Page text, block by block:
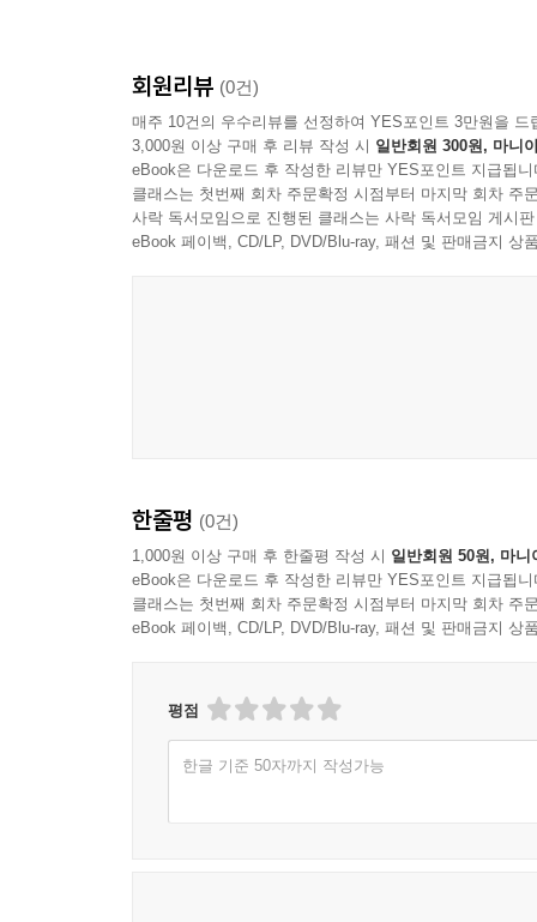
회원리뷰 (0건)
매주 10건의 우수리뷰를 선정하여 YES포인트 3만원을 드
3,000원 이상 구매 후 리뷰 작성 시 일반회원 300원, 마니
eBook은 다운로드 후 작성한 리뷰만 YES포인트 지급됩니
클래스는 첫번째 회차 주문확정 시점부터 마지막 회차 주
사락 독서모임으로 진행된 클래스는 사락 독서모임 게시
eBook 페이백, CD/LP, DVD/Blu-ray, 패션 및 판매금지 상
한줄평 (0건)
1,000원 이상 구매 후 한줄평 작성 시 일반회원 50원, 마니
eBook은 다운로드 후 작성한 리뷰만 YES포인트 지급됩니
클래스는 첫번째 회차 주문확정 시점부터 마지막 회차 주
eBook 페이백, CD/LP, DVD/Blu-ray, 패션 및 판매금지 상
평점
한글 기준 50자까지 작성가능